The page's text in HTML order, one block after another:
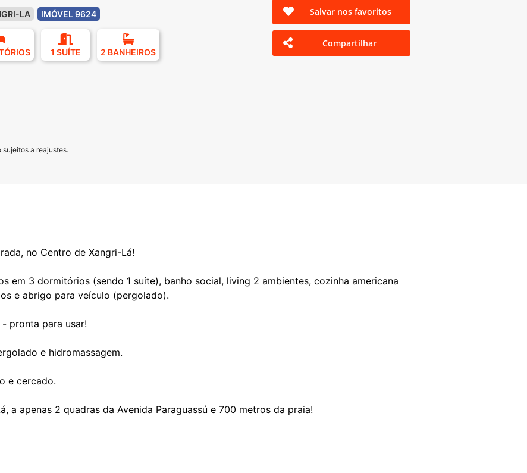
LA IMÓVEL 9624
1 SUÍTE 2 BANHEIROS
a reajustes.
Salvar nos favoritos
Compartilhar
no Centro de Xangri-Lá!
em 3 dormitórios (sendo 1 suíte), banho social, living 2 ambientes, cozinha americana
e abrigo para veículo (pergolado).
pronta para usar!
e hidromassagem.
e cercado.
a apenas 2 quadras da Avenida Paraguassú e 700 metros da praia!